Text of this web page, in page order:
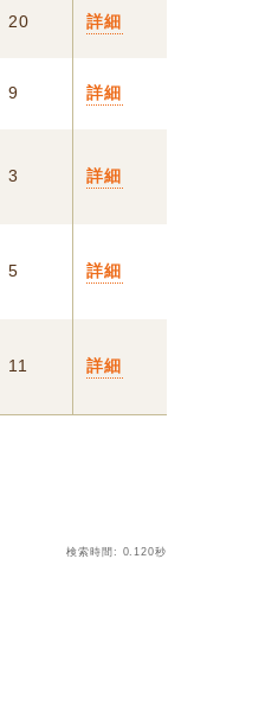
20 詳細
9 詳細
3 詳細
5 詳細
11 詳細
検索時間: 0.120秒